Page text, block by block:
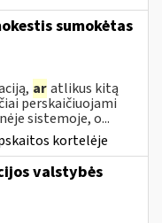
sumokėtas
aratlikus kitą
perskaičiuojami
sistemoje, o...
kortelėje
valstybės